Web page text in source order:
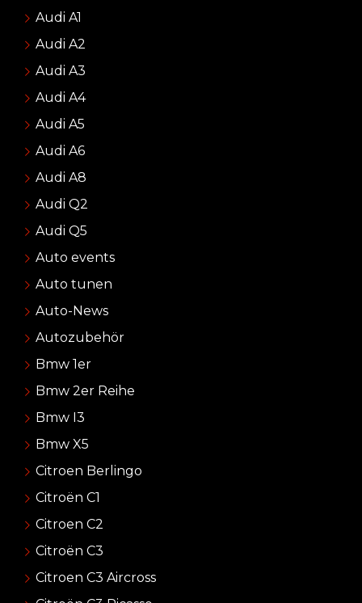
Audi A1
Audi A2
Audi A3
Audi A4
Audi A5
Audi A6
Audi A8
Audi Q2
Audi Q5
Auto events
Auto tunen
Auto-News
Autozubehör
Bmw 1er
Bmw 2er Reihe
Bmw I3
Bmw X5
Citroen Berlingo
Citroën C1
Citroen C2
Citroën C3
Citroen C3 Aircross